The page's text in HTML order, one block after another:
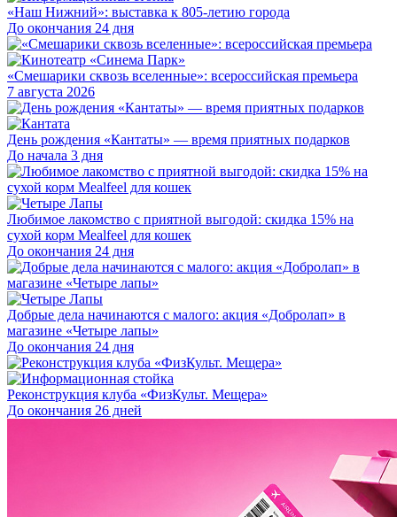
«Наш Нижний»: выставка к 805-летию города
До окончания 24 дня
«Смешарики сквозь вселенные»: всероссийская премьера
7 августа 2026
День рождения «Кантаты» — время приятных подарков
До начала 3 дня
Любимое лакомство с приятной выгодой: скидка 15% на
сухой корм Mealfeel для кошек
До окончания 24 дня
Добрые дела начинаются с малого: акция «Добролап» в
магазине «Четыре лапы»
До окончания 24 дня
Реконструкция клуба «ФизКульт. Мещера»
До окончания 26 дней